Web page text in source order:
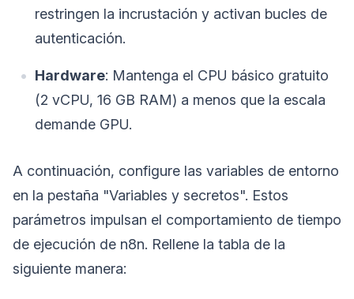
restringen la incrustación y activan bucles de
autenticación.
Hardware: Mantenga el CPU básico gratuito
(2 vCPU, 16 GB RAM) a menos que la escala
demande GPU.
A continuación, configure las variables de entorno
en la pestaña "Variables y secretos". Estos
parámetros impulsan el comportamiento de tiempo
de ejecución de n8n. Rellene la tabla de la
siguiente manera: